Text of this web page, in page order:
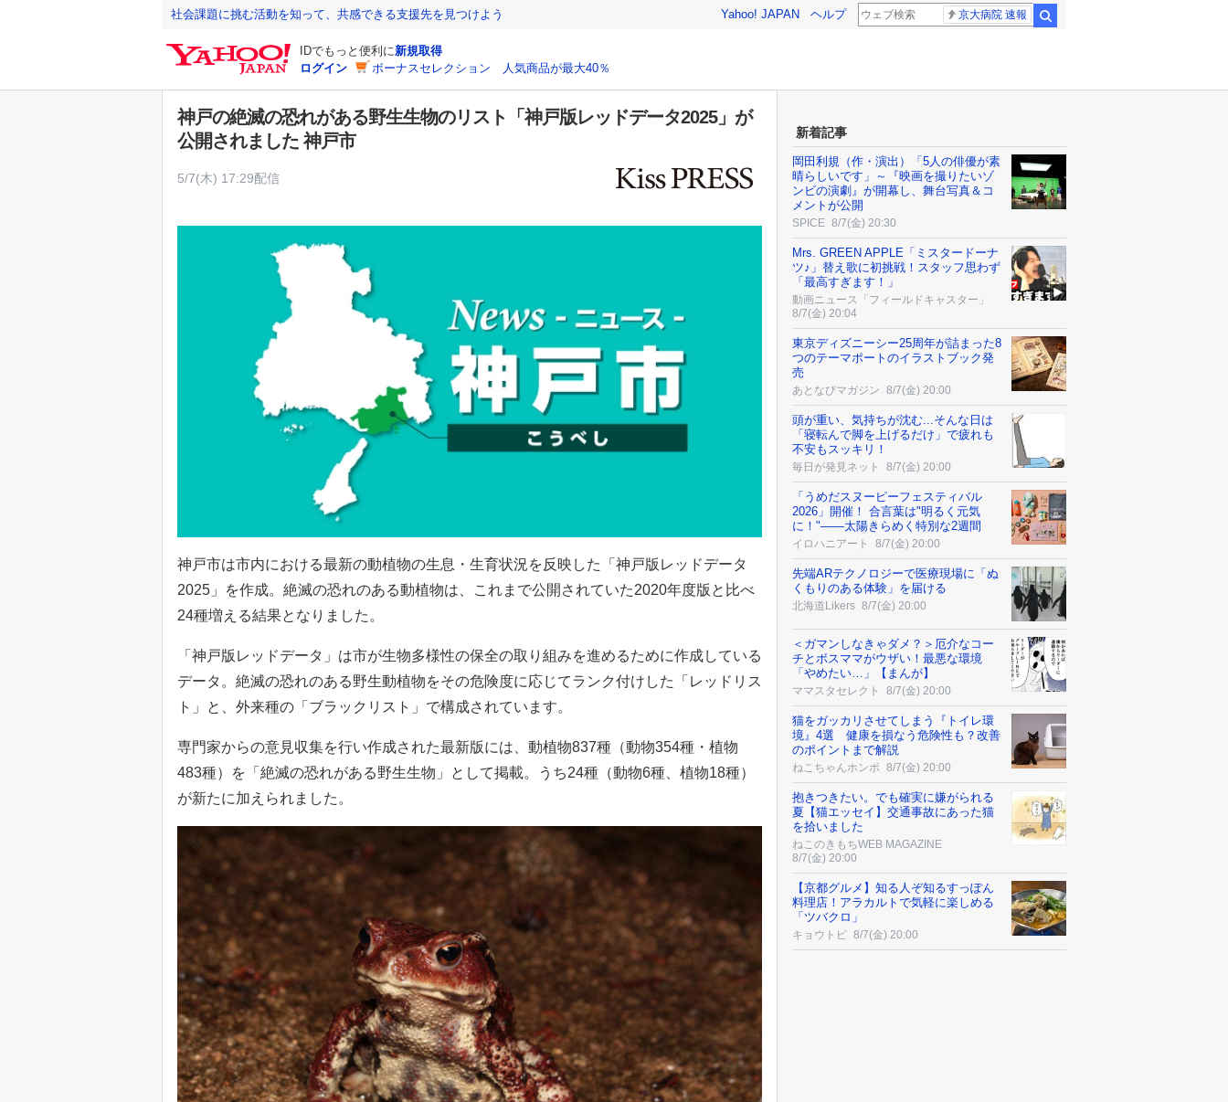
社会課題に挑む活動を知って、共感できる支援先を見つけよう Yahoo! JAPAN ヘルプ 京大病院 速報
IDでもっと便利に新規取得
ログイン
ボーナスセレクション 人気商品が最大40％
神戸の絶滅の恐れがある野生生物のリスト「神戸版レッドデータ2025」が
公開されました 神戸市
5/7(木) 17:29配信
神戸市は市内における最新の動植物の生息・生育状況を反映した「神戸版レッドデータ
2025」を作成。絶滅の恐れのある動植物は、これまで公開されていた2020年度版と比べ
24種増える結果となりました。
「神戸版レッドデータ」は市が生物多様性の保全の取り組みを進めるために作成している
データ。絶滅の恐れのある野生動植物をその危険度に応じてランク付けした「レッドリス
ト」と、外来種の「ブラックリスト」で構成されています。
専門家からの意見収集を行い作成された最新版には、動植物837種（動物354種・植物
483種）を「絶滅の恐れがある野生生物」として掲載。うち24種（動物6種、植物18種）
が新たに加えられました。
新着記事
岡田利規（作・演出）「5人の俳優が素
晴らしいです」～『映画を撮りたいゾ
ンビの演劇』が開幕し、舞台写真＆コ
メントが公開
SPICE 8/7(金) 20:30
Mrs. GREEN APPLE「ミスタードーナ
ツ♪」替え歌に初挑戦！スタッフ思わず
「最高すぎます！」
動画ニュース「フィールドキャスター」
8/7(金) 20:04
東京ディズニーシー25周年が詰まった8
つのテーマポートのイラストブック発
売
あとなびマガジン 8/7(金) 20:00
頭が重い、気持ちが沈む...そんな日は
「寝転んで脚を上げるだけ」で疲れも
不安もスッキリ！
毎日が発見ネット 8/7(金) 20:00
「うめだスヌーピーフェスティバル
2026」開催！ 合言葉は"明るく元気
に！"――太陽きらめく特別な2週間
イロハニアート 8/7(金) 20:00
先端ARテクノロジーで医療現場に「ぬ
くもりのある体験」を届ける
北海道Likers 8/7(金) 20:00
＜ガマンしなきゃダメ？＞厄介なコー
チとボスママがウザい！最悪な環境
「やめたい…」【まんが】
ママスタセレクト 8/7(金) 20:00
猫をガッカリさせてしまう『トイレ環
境』4選 健康を損なう危険性も？改善
のポイントまで解説
ねこちゃんホンポ 8/7(金) 20:00
抱きつきたい。でも確実に嫌がられる
夏【猫エッセイ】交通事故にあった猫
を拾いました
ねこのきもちWEB MAGAZINE
8/7(金) 20:00
【京都グルメ】知る人ぞ知るすっぽん
料理店！アラカルトで気軽に楽しめる
「ツバクロ」
キョウトピ 8/7(金) 20:00